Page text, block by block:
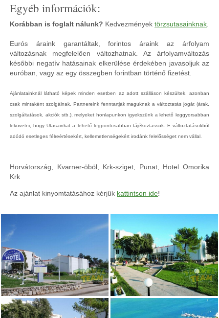
Egyéb információk:
Korábban is foglalt nálunk? Kedvezmények törzsutasainknak.
Eurós áraink garantáltak, forintos áraink az árfolyam
változásnak megfelelően változhatnak. Az árfolyamváltozás
későbbi negatív hatásainak elkerülése érdekében javasoljuk az
euróban, vagy az egy összegben forintban történő fizetést.
Ajánlatainknál látható képek minden esetben az adott szálláson készültek, azonban
csak mintaként szolgálnak. Partnereink fenntartják maguknak a változtatás jogát (árak,
szolgáltatások, akciók stb.), melyeket honlapunkon igyekszünk a lehető leggyorsabban
lekövetni, hogy Utasainkat a lehető legpontosabban tájékoztassuk. E változtatásokból
adódó esetleges félreértésekért, kellemetlenségekért irodánk felelősséget nem vállal.
Horvátország, Kvarner-öböl, Krk-sziget, Punat, Hotel Omorika
Krk
Az ajánlat kinyomtatásához kérjük kattintson ide!